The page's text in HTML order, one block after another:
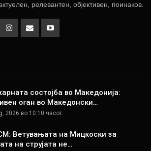
релевантен, објективен, поинаков.
состојба во Македонија:
оган во Македонски…
2026 во 10:10 часот.
Ветувањата на Мицкоски за
на струјата не…